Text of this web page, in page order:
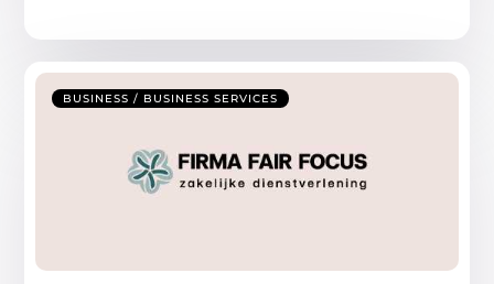
BUSINESS / BUSINESS SERVICES